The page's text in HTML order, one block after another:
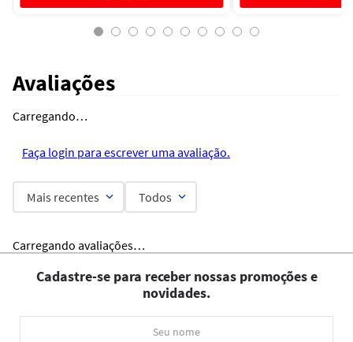
Avaliações
Carregando…
Faça login para escrever uma avaliação.
Mais recentes Todos
Carregando avaliações…
Cadastre-se para receber nossas promoções e
novidades.